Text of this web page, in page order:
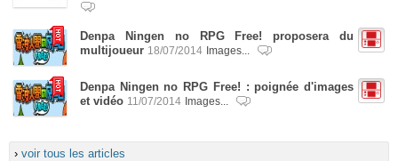
Denpa Ningen no RPG Free! proposera du
multijoueur 18/07/2014 Images...
Denpa Ningen no RPG Free! : poignée d'images
et vidéo 11/07/2014 Images...
› voir tous les articles